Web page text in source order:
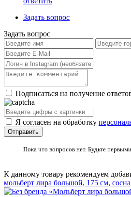
Задать вопрос
Задать вопрос
Подписаться на получение
Я согласен на обработку
Пока что вопросов нет. Будьте
К данному товару рекомендуем
мольберт лира большой, 175 см, сосна